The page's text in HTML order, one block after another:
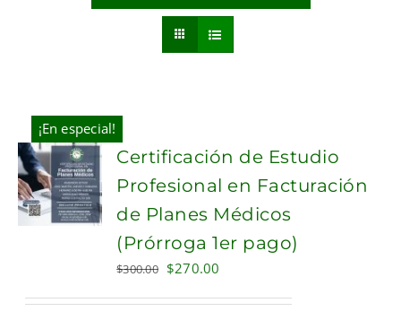
¡En especial!
ADD TO
CART
Certificación de Estudio
Profesional en Facturación
de Planes Médicos
(Prórroga 1er pago)
$300.00 Original
$270.00